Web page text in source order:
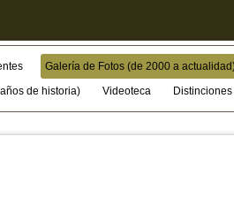
Galería de Fotos (de 2000 a
de historia)
Videoteca